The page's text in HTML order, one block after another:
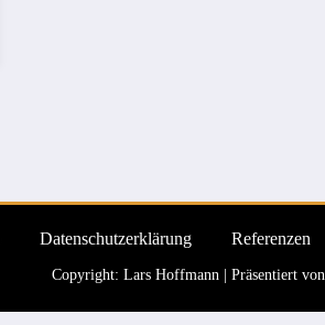
Datenschutzerklärung Referenzen
Copyright: Lars Hoffmann | Präsentiert von